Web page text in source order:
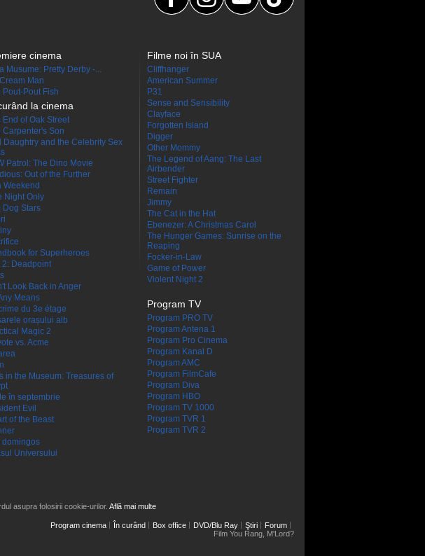
cinema
Musume: Pretty Derby -...
Man
Pout-Pout Fish
la cinema
End of Oak Street
Carpenter's Son
Daughtry and the Celebrity Sex
Patrol: The Dino Movie
Out of the Further
Weekend
Night Only
Dog Stars
for Superheroes
2: Deadpoint
Look Back in Anger
Means
du 3e étage
orașului alb
Magic 2
vs. Acme
in the Museum: Treasures of
în septembrie
Evil
of the Beast
domingos
Universului
Filme noi în SUA
Cliffhanger
American Summer
P31
Sense and Sensibility
Clayface
Forgotten Island
Digger
Other Mommy
The Legend of Aang: The Last
Airbender
Street Fighter
Remain
Jimmy
The Cat in the Hat
Ebenezer: A Christmas Carol
The Hunger Games: Sunrise on the
Reaping
Focker-in-Law
Game of Power
Violent Night 2
Program TV
Program PRO TV
Program Antena 1
Program Pro Cinema
Program Kanal D
Program AMC
Program FilmCafe
Program Diva
Program HBO
Program TV 1000
Program TVR 1
Program TVR 2
asupra folosirii cookie-urilor. Află mai multe
Program cinema În curând Box office DVD/Blu Ray Ştiri
Forum
Film You Rang, M'Lord?